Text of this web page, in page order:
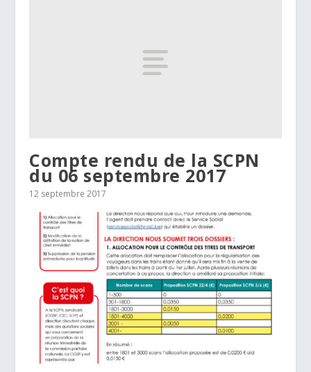
Compte rendu de la SCPN
du 06 septembre 2017
12 septembre 2017